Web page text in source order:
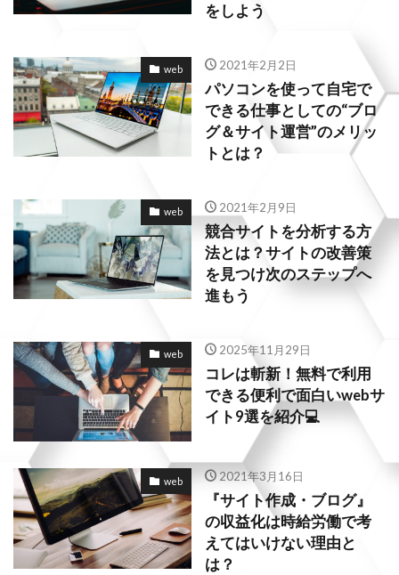
をしよう
web 2021年2月2日
パソコンを使って自宅で
できる仕事としての“ブロ
グ＆サイト運営”のメリッ
トとは？
web 2021年2月9日
競合サイトを分析する方
法とは？サイトの改善策
を見つけ次のステップへ
進もう
web 2025年11月29日
コレは斬新！無料で利用
できる便利で面白いwebサ
イト9選を紹介💻
web 2021年3月16日
『サイト作成・ブログ』
の収益化は時給労働で考
えてはいけない理由と
は？